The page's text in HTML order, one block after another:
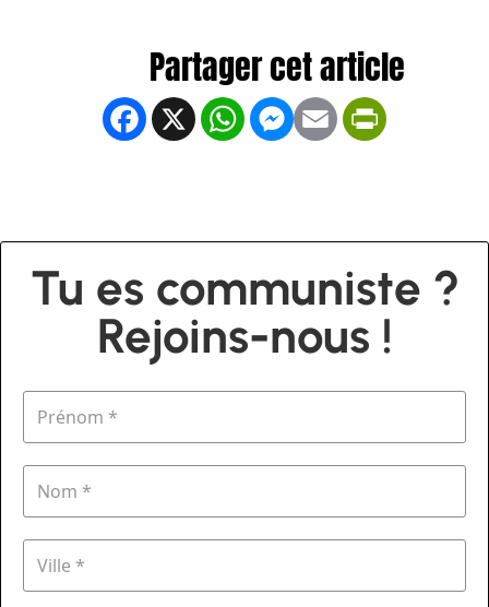
Facebook
X WhatsApp
Messenger
Email
Tu es communiste ?
Rejoins-nous !